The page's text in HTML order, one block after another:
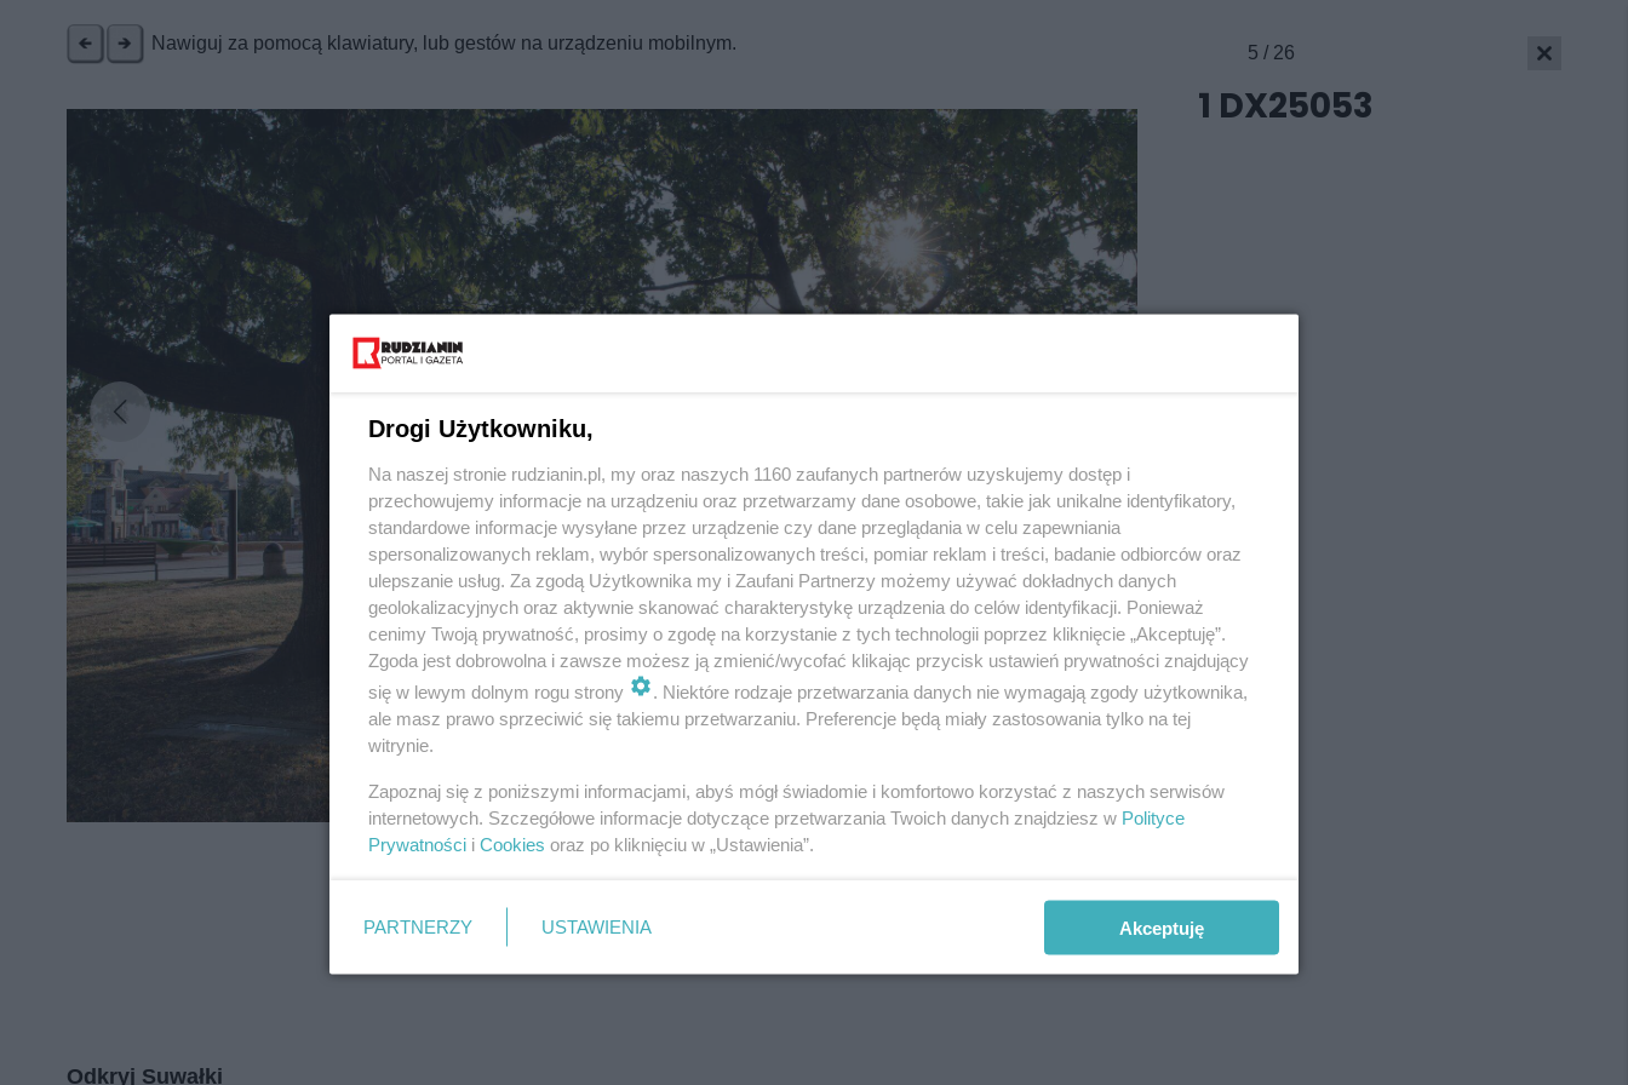
Nawiguj za pomocą klawiatury, lub gestów na urządzeniu mobilnym.
fot:
Odkryj Suwałki
5 / 26
1 DX25053
Wydawca mediów lokalnych
Nie zapomnij
zapoznać się z:
polityką prywatności regulamin korzystania z portali
Piekary Śląskie
Chorzów
Tarnowskie Góry
Ruda Śląska
Świętochłowice
Tychy
Bytom
Katowice
Gliwice
Zabrze
Zagłębie
Kontakt
Wydawca
Redakcja
Newsletter
Reklama
Drogi Użytkowniku,
Na naszej stronie rudzianin.pl, my oraz naszych 1160 zaufanych partnerów uzyskujemy dostęp i
przechowujemy informacje na urządzeniu oraz przetwarzamy dane osobowe, takie jak unikalne identyfikatory,
standardowe informacje wysyłane przez urządzenie czy dane przeglądania w celu zapewniania
spersonalizowanych reklam, wybór spersonalizowanych treści, pomiar reklam i treści, badanie odbiorców oraz
ulepszanie usług. Za zgodą Użytkownika my i Zaufani Partnerzy możemy używać dokładnych danych
geolokalizacyjnych oraz aktywnie skanować charakterystykę urządzenia do celów identyfikacji. Ponieważ
cenimy Twoją prywatność, prosimy o zgodę na korzystanie z tych technologii poprzez kliknięcie „Akceptuję”.
Zgoda jest dobrowolna i zawsze możesz ją zmienić/wycofać klikając przycisk ustawień prywatności znajdujący
się w lewym dolnym rogu strony
. Niektóre rodzaje przetwarzania danych nie wymagają zgody użytkownika,
ale masz prawo sprzeciwić się takiemu przetwarzaniu. Preferencje będą miały zastosowania tylko na tej
witrynie.
Zapoznaj się z poniższymi informacjami, abyś mógł świadomie i komfortowo korzystać z naszych serwisów
internetowych. Szczegółowe informacje dotyczące przetwarzania Twoich danych znajdziesz w Polityce
Prywatności i Cookies oraz po kliknięciu w „Ustawienia”.
PARTNERZY USTAWIENIA Akceptuję